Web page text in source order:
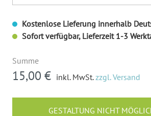
Kostenlose Lieferung innerhalb
Sofort verfügbar, Lieferzeit 1-3
Summe
15,00 € inkl. MwSt.zzgl. Versand
GESTALTUNG NICHT